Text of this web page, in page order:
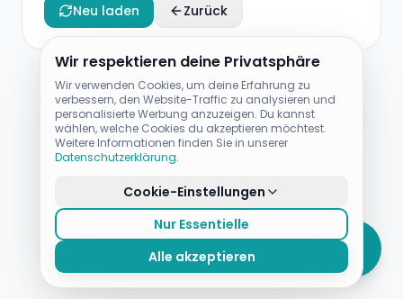
Wir respektieren deine Privatsphäre
Wir verwenden Cookies, um deine Erfahrung zu
verbessern, den Website-Traffic zu analysieren und
personalisierte Werbung anzuzeigen. Du kannst
wählen, welche Cookies du akzeptieren möchtest.
Weitere Informationen finden Sie in unserer
Datenschutzerklärung.
Cookie-Einstellungen
Nur Essentielle
Alle akzeptieren
Neu laden Zurück